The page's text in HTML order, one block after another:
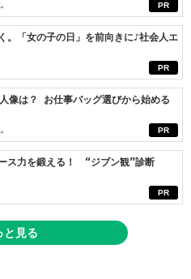
PR
PR
。「女の子の日」を前向きに♪社会人エ
PR
像は？ お仕事バッグ選びから始める
PR
ス力を鍛える！ “ジブン観”診断
と見る